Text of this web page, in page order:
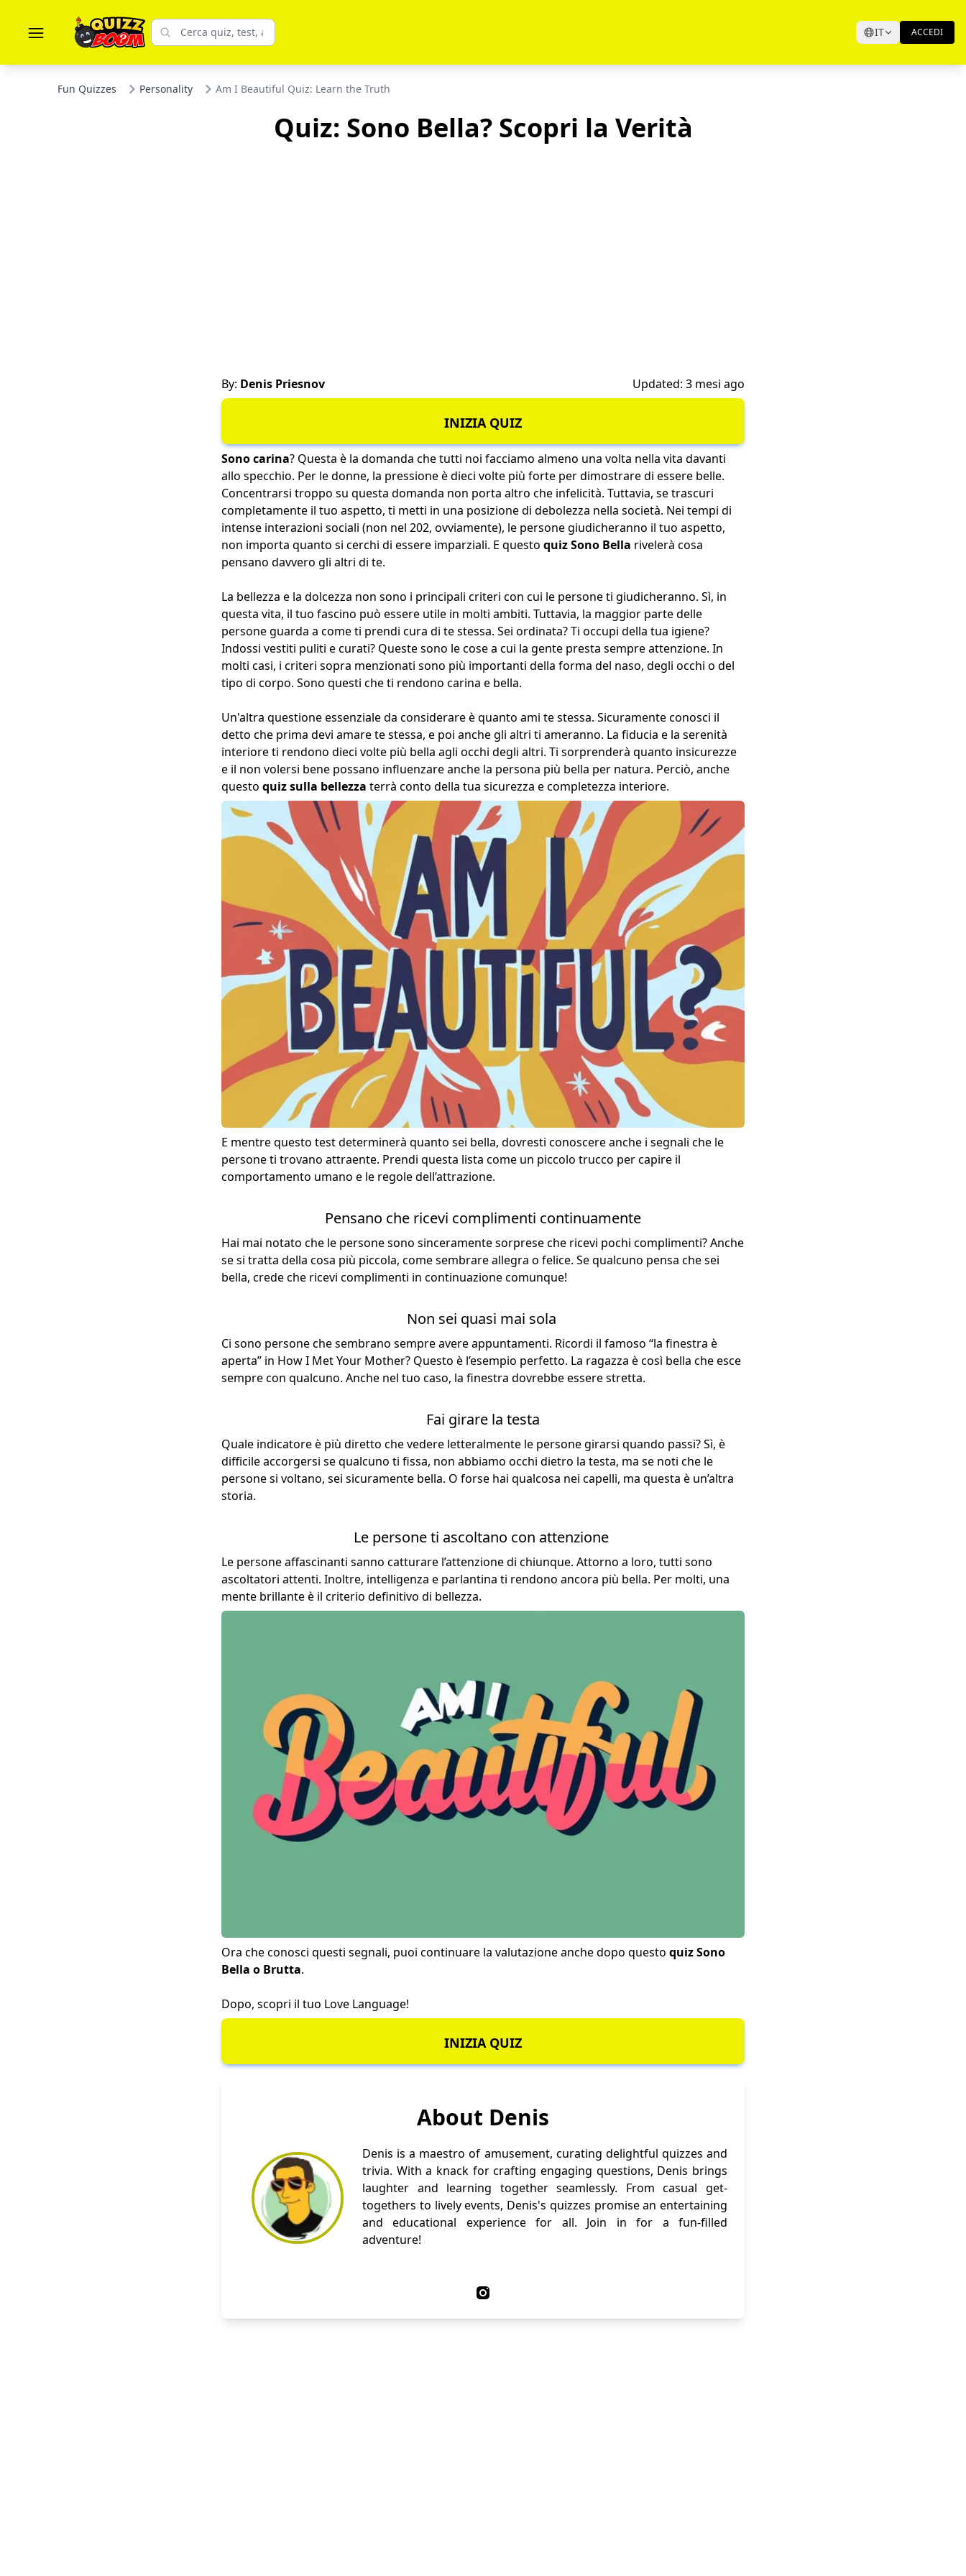
IT ACCEDI
Fun Quizzes Personality Am I Beautiful Quiz: Learn the Truth
Quiz: Sono Bella? Scopri la Verità
By: Denis Priesnov Updated: 3 mesi ago
INIZIA QUIZ
Sono carina? Questa è la domanda che tutti noi facciamo almeno una volta nella vita davanti
allo specchio. Per le donne, la pressione è dieci volte più forte per dimostrare di essere belle.
Concentrarsi troppo su questa domanda non porta altro che infelicità. Tuttavia, se trascuri
completamente il tuo aspetto, ti metti in una posizione di debolezza nella società. Nei tempi di
intense interazioni sociali (non nel 202, ovviamente), le persone giudicheranno il tuo aspetto,
non importa quanto si cerchi di essere imparziali. E questo quiz Sono Bella rivelerà cosa
pensano davvero gli altri di te.
La bellezza e la dolcezza non sono i principali criteri con cui le persone ti giudicheranno. Sì, in
questa vita, il tuo fascino può essere utile in molti ambiti. Tuttavia, la maggior parte delle
persone guarda a come ti prendi cura di te stessa. Sei ordinata? Ti occupi della tua igiene?
Indossi vestiti puliti e curati? Queste sono le cose a cui la gente presta sempre attenzione. In
molti casi, i criteri sopra menzionati sono più importanti della forma del naso, degli occhi o del
tipo di corpo. Sono questi che ti rendono carina e bella.
Un'altra questione essenziale da considerare è quanto ami te stessa. Sicuramente conosci il
detto che prima devi amare te stessa, e poi anche gli altri ti ameranno. La fiducia e la serenità
interiore ti rendono dieci volte più bella agli occhi degli altri. Ti sorprenderà quanto insicurezze
e il non volersi bene possano influenzare anche la persona più bella per natura. Perciò, anche
questo quiz sulla bellezza terrà conto della tua sicurezza e completezza interiore.
E mentre questo test determinerà quanto sei bella, dovresti conoscere anche i segnali che le
persone ti trovano attraente. Prendi questa lista come un piccolo trucco per capire il
comportamento umano e le regole dell’attrazione.
Pensano che ricevi complimenti continuamente
Hai mai notato che le persone sono sinceramente sorprese che ricevi pochi complimenti? Anche
se si tratta della cosa più piccola, come sembrare allegra o felice. Se qualcuno pensa che sei
bella, crede che ricevi complimenti in continuazione comunque!
Non sei quasi mai sola
Ci sono persone che sembrano sempre avere appuntamenti. Ricordi il famoso “la finestra è
aperta” in How I Met Your Mother? Questo è l’esempio perfetto. La ragazza è così bella che esce
sempre con qualcuno. Anche nel tuo caso, la finestra dovrebbe essere stretta.
Fai girare la testa
Quale indicatore è più diretto che vedere letteralmente le persone girarsi quando passi? Sì, è
difficile accorgersi se qualcuno ti fissa, non abbiamo occhi dietro la testa, ma se noti che le
persone si voltano, sei sicuramente bella. O forse hai qualcosa nei capelli, ma questa è un’altra
storia.
Le persone ti ascoltano con attenzione
Le persone affascinanti sanno catturare l’attenzione di chiunque. Attorno a loro, tutti sono
ascoltatori attenti. Inoltre, intelligenza e parlantina ti rendono ancora più bella. Per molti, una
mente brillante è il criterio definitivo di bellezza.
Ora che conosci questi segnali, puoi continuare la valutazione anche dopo questo quiz Sono
Bella o Brutta.
Dopo, scopri il tuo Love Language!
INIZIA QUIZ
About Denis
Denis is a maestro of amusement, curating delightful quizzes and
trivia. With a knack for crafting engaging questions, Denis brings
laughter and learning together seamlessly. From casual get-
togethers to lively events, Denis's quizzes promise an entertaining
and educational experience for all. Join in for a fun-filled
adventure!